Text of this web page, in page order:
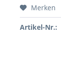
Preis
Merken
Artikel-Nr.: